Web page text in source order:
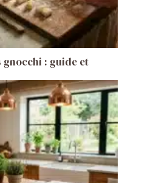
gnocchi : guide et